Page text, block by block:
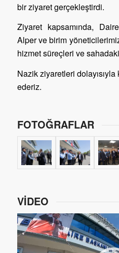
bir ziyaret gerçekleştirdi.
Ziyaret kapsamında,
Alper ve birim
hizmet süreçleri ve
Nazik ziyaretleri
ederiz.
FOTOĞRAFLAR
VİDEO